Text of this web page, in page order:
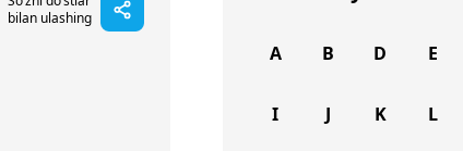
bilan ulashing
A B D E
I J K L